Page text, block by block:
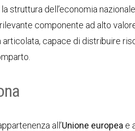
struttura dell’economia nazionale.
componente ad alto
capace di distribuire
all’Unione europea e